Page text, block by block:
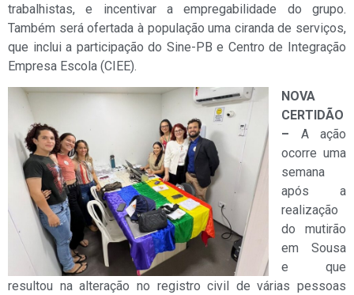
trabalhistas, e incentivar a empregabilidade do grupo.
Também será ofertada à população uma ciranda de serviços,
que inclui a participação do Sine-PB e Centro de Integração
Empresa Escola (CIEE).
NOVA
CERTIDÃO
– A ação
ocorre uma
semana
após a
realização
do mutirão
em Sousa
e que
resultou na alteração no registro civil de várias pessoas